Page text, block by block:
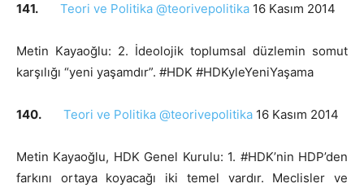
141. Teori ve Politika @teorivepolitika 16 Kasım 2014
Metin Kayaoğlu: 2. İdeolojik toplumsal düzlemin somut
karşılığı “yeni yaşamdır”. #HDK #HDKyleYeniYaşama
140. Teori ve Politika @teorivepolitika 16 Kasım 2014
Metin Kayaoğlu, HDK Genel Kurulu: 1. #HDK’nin HDP’den
farkını ortaya koyacağı iki temel vardır. Meclisler ve